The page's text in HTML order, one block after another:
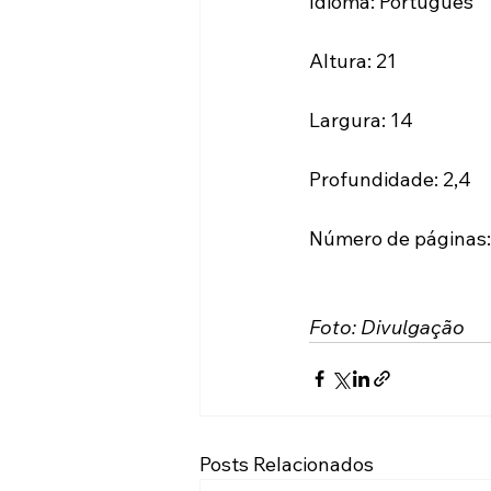
Altura: 21
Largura: 14
Profundidade: 2,4
Número de
Foto: Divulgação
Posts Relacionados